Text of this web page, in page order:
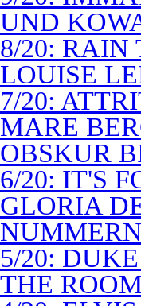
UND
8/20: RAIN
LOUISE
7/20:
MARE
OBSKUR
6/20: IT'S
GLORIA
NUMMERN
5/20:
THE